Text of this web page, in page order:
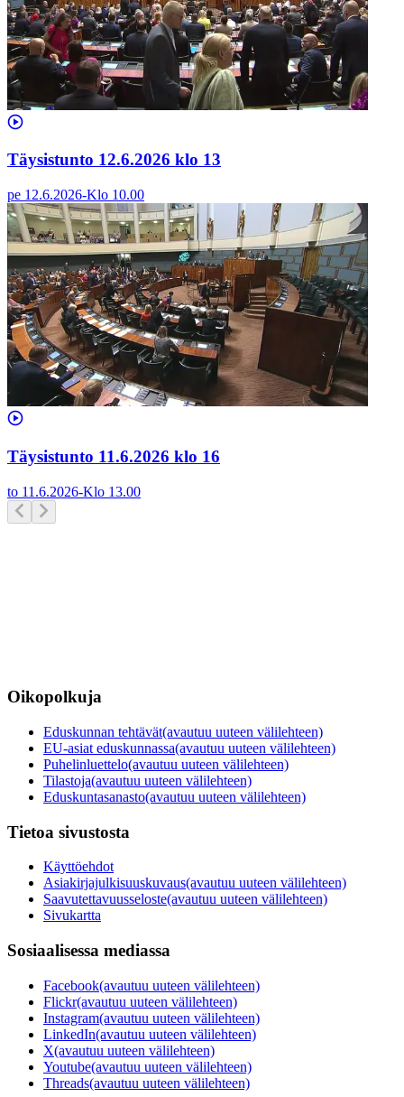
Täysistunto 12.6.2026 klo 13
pe 12.6.2026-Klo 10.00
Täysistunto 11.6.2026 klo 16
to 11.6.2026-Klo 13.00
Oikopolkuja
Eduskunnan tehtävät(avautuu uuteen välilehteen)
EU-asiat eduskunnassa(avautuu uuteen välilehteen)
Puhelinluettelo(avautuu uuteen välilehteen)
Tilastoja(avautuu uuteen välilehteen)
Eduskuntasanasto(avautuu uuteen välilehteen)
Tietoa sivustosta
Käyttöehdot
Asiakirjajulkisuuskuvaus(avautuu uuteen välilehteen)
Saavutettavuusseloste(avautuu uuteen välilehteen)
Sivukartta
Sosiaalisessa mediassa
Facebook(avautuu uuteen välilehteen)
Flickr(avautuu uuteen välilehteen)
Instagram(avautuu uuteen välilehteen)
LinkedIn(avautuu uuteen välilehteen)
X(avautuu uuteen välilehteen)
Youtube(avautuu uuteen välilehteen)
Threads(avautuu uuteen välilehteen)